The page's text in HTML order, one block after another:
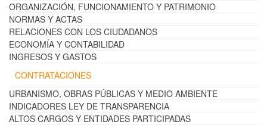
ORGANIZACIÓN, FUNCIONAMIENTO Y PATRIMONIO
NORMAS Y ACTAS
RELACIONES CON LOS CIUDADANOS
ECONOMÍA Y CONTABILIDAD
INGRESOS Y GASTOS
CONTRATACIONES
URBANISMO, OBRAS PÚBLICAS Y MEDIO AMBIENTE
INDICADORES LEY DE TRANSPARENCIA
ALTOS CARGOS Y ENTIDADES PARTICIPADAS